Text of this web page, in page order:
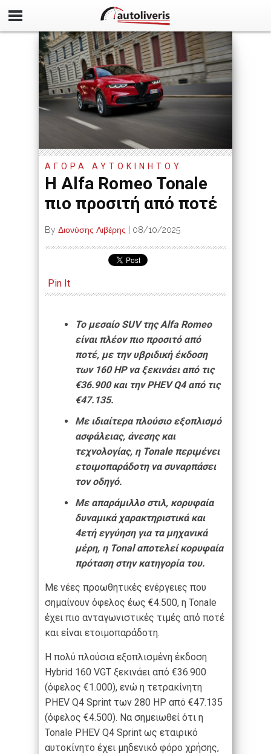
ΑΓΟΡΑ ΑΥΤΟΚΙΝΗΤΟΥ
H Alfa Romeo Tonale
πιο προσιτή από ποτέ
By Διονύσης Λιβέρης 08/10/2025
Pin It
Το μεσαίο SUV της Alfa Romeo
είναι πλέον πιο προσιτό από
ποτέ, με την υβριδική έκδοση
των 160 HP να ξεκινάει από τις
€36.900 και την PHEV Q4 από τις
€47.135.
Με ιδιαίτερα πλούσιο εξοπλισμό
ασφάλειας, άνεσης και
τεχνολογίας, η Tonale περιμένει
ετοιμοπαράδοτη να συναρπάσει
τον οδηγό.
Με απαράμιλλο στιλ, κορυφαία
δυναμικά χαρακτηριστικά και
4ετή εγγύηση για τα μηχανικά
μέρη, η Tonal αποτελεί κορυφαία
πρόταση στην κατηγορία του.
Με νέες προωθητικές ενέργειες που
σημαίνουν όφελος έως €4.500, η Tonale
έχει πιο ανταγωνιστικές τιμές από ποτέ
και είναι ετοιμοπαράδοτη.
Η πολύ πλούσια εξοπλισμένη έκδοση
Hybrid 160 VGT ξεκινάει από €36.900
(όφελος €1.000), ενώ η τετρακίνητη
PHEV Q4 Sprint των 280 HP από €47.135
(όφελος €4.500). Να σημειωθεί ότι η
Tonale PHEV Q4 Sprint ως εταιρικό
αυτοκίνητο έχει μηδενικό φόρο χρήσης,